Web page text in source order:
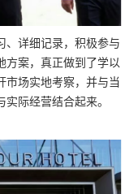
、详细记录，积极参与
方案，真正做到了学以
市场实地考察，并与当
际经营结合起来。